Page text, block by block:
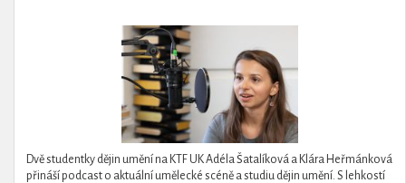
Dvě studentky dějin umění na KTF UK Adéla Šatalíková a Klára Heřmánková
přináší podcast o aktuální umělecké scéně a studiu dějin umění. S lehkostí